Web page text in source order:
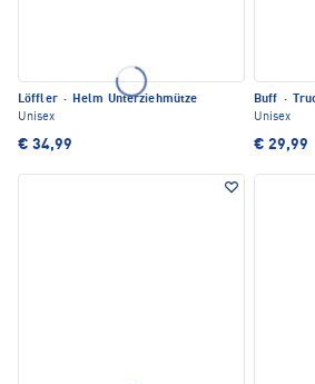
Löffler · Helm Unterziehmütze
Unisex
€ 34,99
Buff ·
Unisex
€ 29,99